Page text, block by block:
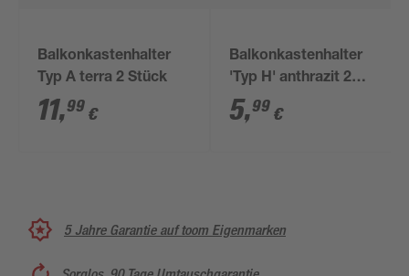
Balkonkastenhalter
Typ A terra 2 Stück
11,99 €
Balkonkastenhalter
'Typ H' anthrazit 2
Stück
5,99 €
5 Jahre Garantie auf toom Eigenmarken